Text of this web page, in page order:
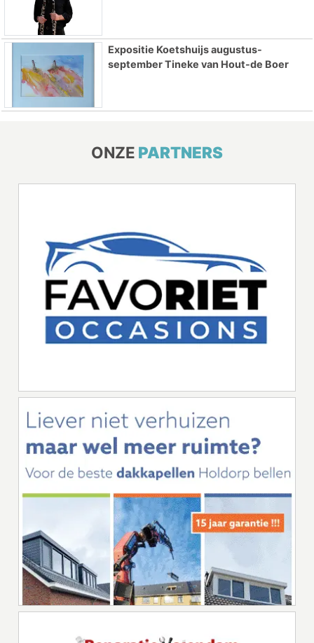
Expositie Koetshuijs augustus-
september Tineke van Hout-de Boer
ONZE PARTNERS